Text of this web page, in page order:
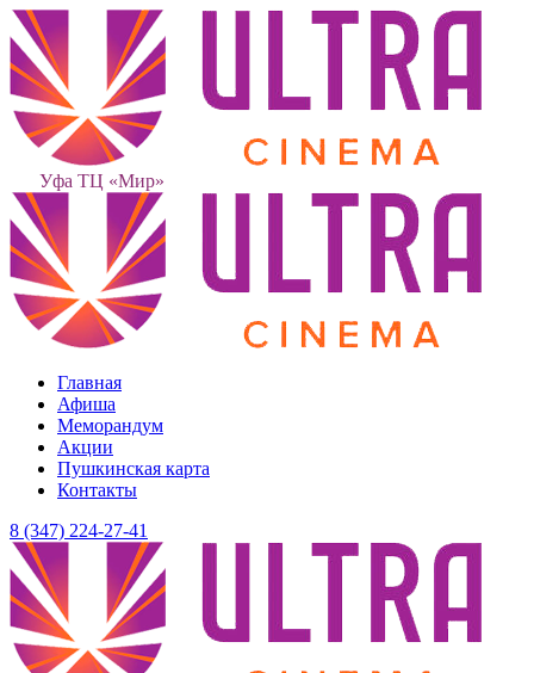
Уфа ТЦ «Мир»
Главная
Афиша
Меморандум
Акции
Пушкинская карта
Контакты
8 (347) 224-27-41